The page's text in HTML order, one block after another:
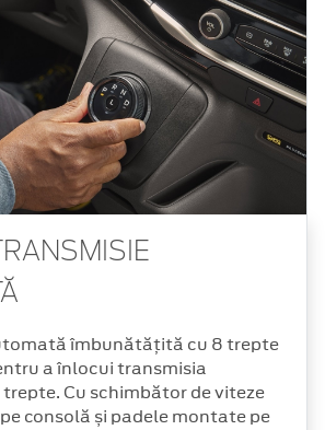
îmbunătățită cu 8 trepte
a înlocui transmisia
Cu schimbător de viteze
consolă și padele montate pe